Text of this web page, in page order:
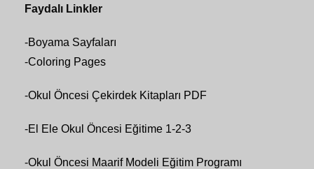
Faydalı Linkler
-Boyama Sayfaları
-Coloring Pages
-Okul Öncesi Çekirdek Kitapları PDF
-El Ele Okul Öncesi Eğitime 1-2-3
-Okul Öncesi Maarif Modeli Eğitim Programı